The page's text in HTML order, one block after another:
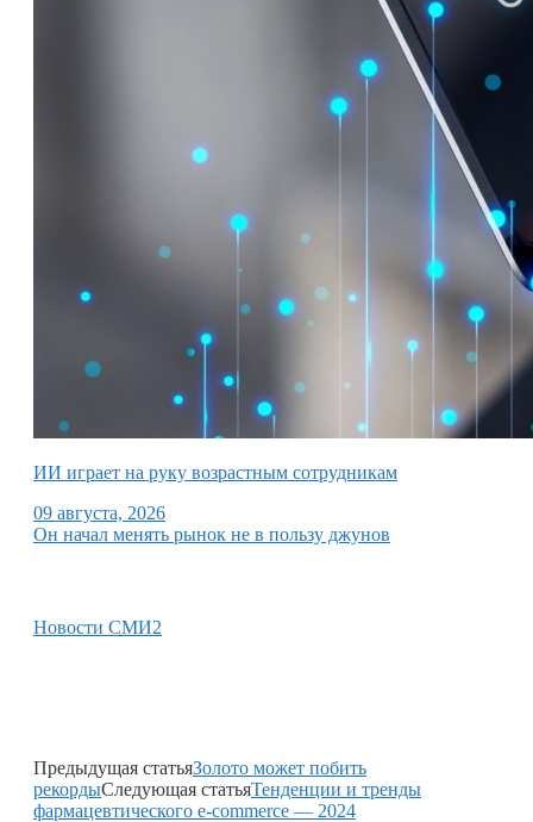
ИИ играет на руку возрастным сотрудникам
09 августа, 2026
Он начал менять рынок не в пользу джунов
Новости СМИ2
Предыдущая статьяЗолото может побить
рекордыСледующая статьяТенденции и тренды
фармацевтического e-commerce — 2024